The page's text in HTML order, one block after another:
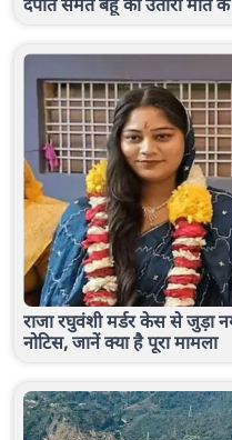
राजा रघुवंशी मर्डर केस से जुड़ा
नोटिस, जानें क्या है पूरा मामला